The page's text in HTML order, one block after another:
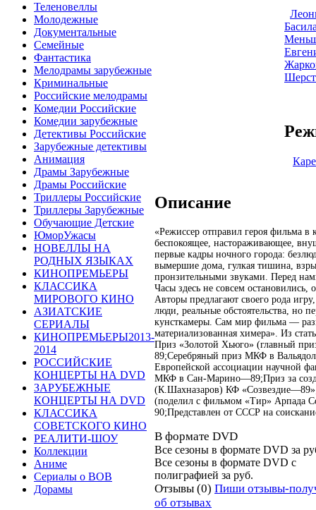
Теленовеллы
Молодежные
Документальные
Семейные
Фантастика
Мелодрамы зарубежные
Криминальные
Российские мелодрамы
Комедии Российские
Комедии зарубежные
Детективы Российские
Зарубежные детективы
Анимация
Драмы Зарубежные
Драмы Российские
Триллеры Российские
Триллеры Зарубежные
Обучающие Детские
ЮморУжасы
НОВЕЛЛЫ НА
РОДНЫХ ЯЗЫКАХ
КИНОПРЕМЬЕРЫ
КЛАССИКА
МИРОВОГО КИНО
АЗИАТСКИЕ
СЕРИАЛЫ
КИНОПРЕМЬЕРЫ2013-
2014
РОССИЙСКИЕ
КОНЦЕРТЫ НА DVD
ЗАРУБЕЖНЫЕ
КОНЦЕРТЫ НА DVD
КЛАССИКА
СОВЕТСКОГО КИНО
РЕАЛИТИ-ШОУ
Коллекции
Аниме
Сериалы о ВОВ
Дорамы
Описание
«Режиссер отправил героя фильма в
беспокоящее, настораживающее,
первые кадры ночного города:
вымершие дома, гулкая тишина,
пронзительными звуками. Перед
Часы здесь не совсем
Авторы предлагают своего рода
люди, реальные обстоятельства, но
кунсткамеры. Сам мир фильма —
материализованная химера». Из
Приз «Золотой Хьюго» (главный
89;Серебряный приз МКФ в
Европейской ассоциации научной
МКФ в Сан-Марино—89;Приз за
(К.Шахназаров) КФ
(поделил с фильмом «Тир»
90;Представлен от СССР на
В формате DVD
Все сезоны в формате DVD за
Все сезоны в формате DVD c
полиграфией за руб.
Отзывы (0) Пиши отзывы-
об отзывах